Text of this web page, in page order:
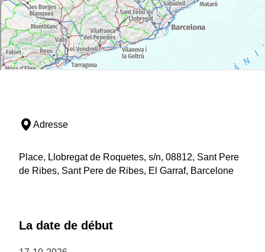
Adresse
Place, Llobregat de Roquetes, s/n, 08812, Sant Pere
de Ribes, Sant Pere de Ribes, El Garraf, Barcelone
La date de début